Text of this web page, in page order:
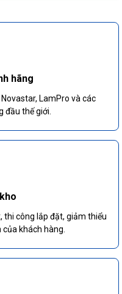
hãng
LamPro và các
đầu thế giới.
thi công lắp đặt, giảm thiểu
khách hàng.